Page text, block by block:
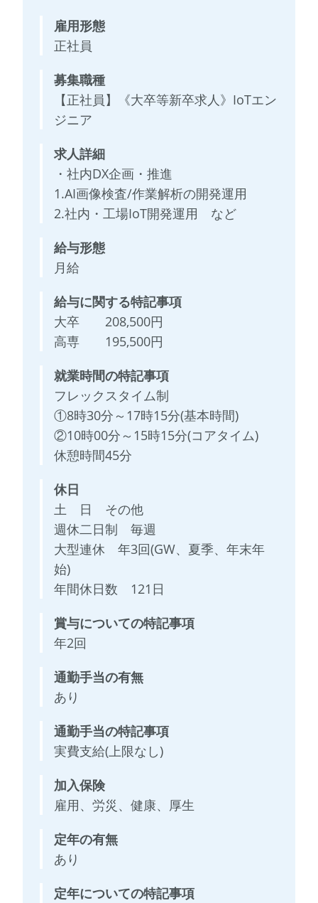
雇用形態
正社員
募集職種
【正社員】《大卒等新卒求人》IoTエン
ジニア
求人詳細
・社内DX企画・推進
1.AI画像検査/作業解析の開発運用
2.社内・工場IoT開発運用 など
給与形態
月給
給与に関する特記事項
大卒 208,500円
高専 195,500円
就業時間の特記事項
フレックスタイム制
①8時30分～17時15分(基本時間)
②10時00分～15時15分(コアタイム)
休憩時間45分
休日
土 日 その他
週休二日制 毎週
大型連休 年3回(GW、夏季、年末年
始)
年間休日数 121日
賞与についての特記事項
年2回
通勤手当の有無
あり
通勤手当の特記事項
実費支給(上限なし)
加入保険
雇用、労災、健康、厚生
定年の有無
あり
定年についての特記事項